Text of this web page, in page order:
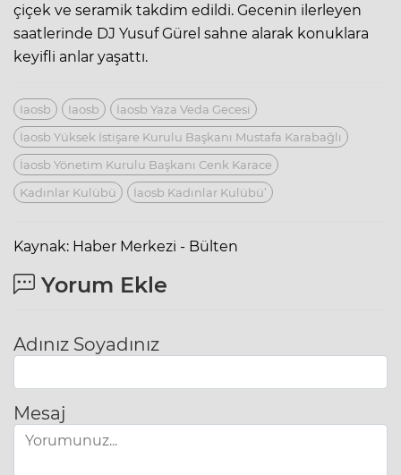
çiçek ve seramik takdim edildi. Gecenin ilerleyen
saatlerinde DJ Yusuf Gürel sahne alarak konuklara
keyifli anlar yaşattı.
Iaosb Iaosb
İaosb Yaza Veda Gecesi
İaosb Yüksek İstişare Kurulu Başkanı Mustafa Karabağlı
İaosb Yönetim Kurulu Başkanı Cenk Karace
Kadınlar Kulübü
İaosb Kadınlar Kulübü’
Kaynak: Haber Merkezi - Bülten
Yorum Ekle
Adınız Soyadınız
Mesaj